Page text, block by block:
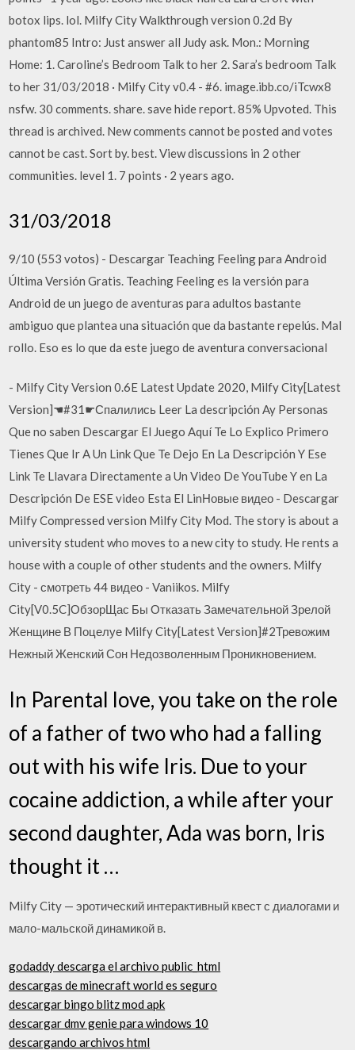
botox lips. lol. Milfy City Walkthrough version 0.2d By
phantom85 Intro: Just answer all Judy ask. Mon.: Morning
Home: 1. Caroline’s Bedroom Talk to her 2. Sara’s bedroom Talk
to her 31/03/2018 · Milfy City v0.4 - #6. image.ibb.co/iTcwx8
nsfw. 30 comments. share. save hide report. 85% Upvoted. This
thread is archived. New comments cannot be posted and votes
cannot be cast. Sort by. best. View discussions in 2 other
communities. level 1. 7 points · 2 years ago.
31/03/2018
9/10 (553 votos) - Descargar Teaching Feeling para Android
Última Versión Gratis. Teaching Feeling es la versión para
Android de un juego de aventuras para adultos bastante
ambiguo que plantea una situación que da bastante repelús. Mal
rollo. Eso es lo que da este juego de aventura conversacional
- Milfy City Version 0.6E Latest Update 2020, Milfy City[Latest
Version]☚#31☛Спалились Leer La descripción Ay Personas
Que no saben Descargar El Juego Aquí Te Lo Explico Primero
Tienes Que Ir A Un Link Que Te Dejo En La Descripción Y Ese
Link Te Llavara Directamente a Un Video De YouTube Y en La
Descripción De ESE video Esta El LinНовые видео - Descargar
Milfy Compressed version Milfy City Mod. The story is about a
university student who moves to a new city to study. He rents a
house with a couple of other students and the owners. Milfy
City - смотреть 44 видео - Vaniikos. Milfy
City[V0.5C]ОбзорЩас Бы Отказать Замечательной Зрелой
Женщине В Поцелуе Milfy City[Latest Version]#2Тревожим
Нежный Женский Сон Недозволенным Проникновением.
In Parental love, you take on the role
of a father of two who had a falling
out with his wife Iris. Due to your
cocaine addiction, a while after your
second daughter, Ada was born, Iris
thought it …
Milfy City — эротический интерактивный квест с диалогами и
мало-мальской динамикой в.
godaddy descarga el archivo public_html
descargas de minecraft world es seguro
descargar bingo blitz mod apk
descargar dmv genie para windows 10
descargando archivos html